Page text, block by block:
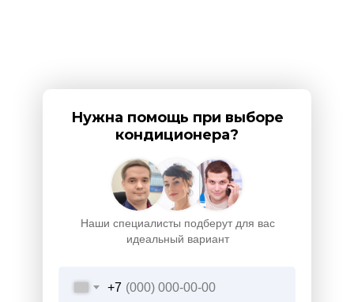
Наши специалисты подберут для вас
идеальный вариант
Нужна помощь при выборе
кондиционера?
+7